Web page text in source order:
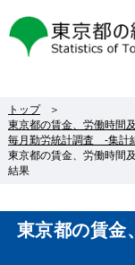
東京都の統計
トップ
＞
東京都の賃金、労働時間
毎月勤労統計調査 -集計
東京都の賃金、労働時間
結果
東京都の賃金